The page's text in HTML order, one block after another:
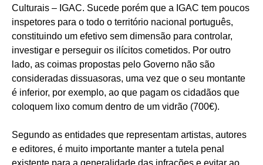
Culturais – IGAC. Sucede porém que a IGAC tem poucos
inspetores para o todo o território nacional português,
constituindo um efetivo sem dimensão para controlar,
investigar e perseguir os ilícitos cometidos. Por outro
lado, as coimas propostas pelo Governo não são
consideradas dissuasoras, uma vez que o seu montante
é inferior, por exemplo, ao que pagam os cidadãos que
coloquem lixo comum dentro de um vidrão (700€).
Segundo as entidades que representam artistas, autores
e editores, é muito importante manter a tutela penal